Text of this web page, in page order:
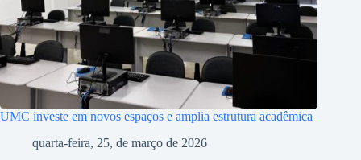
UMC investe em novos espaços e amplia estrutura acadêmica
quarta-feira, 25, de março de 2026